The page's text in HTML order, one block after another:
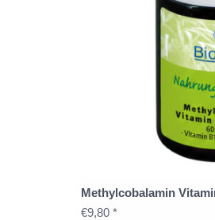
Methylcobalamin
€9,80 *